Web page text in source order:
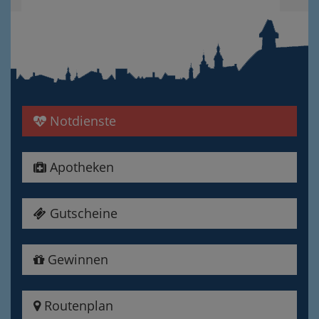
Notdienste
Apotheken
Gutscheine
Gewinnen
Routenplan